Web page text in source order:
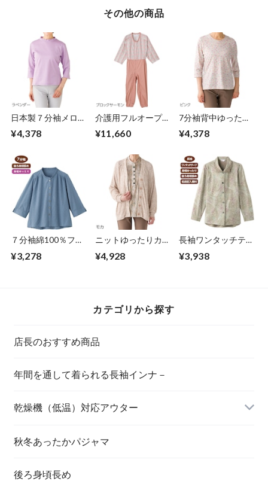
その他の商品
日本製７分袖メロー
ネックＴシャツ（婦
人）
¥4,378
介護用フルオープン
つなぎパジャマ
②(Ｍ～ＬＬ）
¥11,660
7分袖背中ゆったり
着心地Tシャツ
①（婦人）
¥4,378
７分袖綿100％フリ
（婦人）
¥3,278
ニットゆったりカー
¥4,928
長袖ワンタッチテー
（婦人）
¥3,938
カテゴリから探す
店長のおすすめ商品
年間を通して着られる長袖インナ－
乾燥機（低温）対応アウター
秋冬あったかパジャマ
後ろ身頃長め